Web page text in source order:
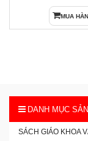
MUA
DANH MỤC
SÁCH GIÁO KHOA